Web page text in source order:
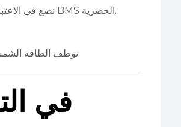
نضع في الاعتبار التوسع المستقبلي والابتكارات التقنية مثل السيارات الكهربائية وأنظمة BMS الحضرية.
نوظف الطاقة الشمسية، أنظمة المياه الذكية، والمساحات الخضراء لتعزيز جودة الحياة البيئية.